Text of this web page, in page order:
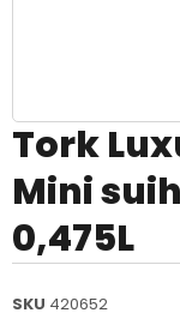
Tork
Mini
0,475L
SKU 420652